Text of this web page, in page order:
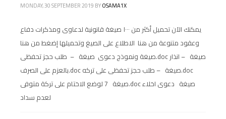
MONDAY, 30 SEPTEMBER 2019 BYOSAMA1X
يمكنك الآن تحميل أكثر من ١٠٠٠ صيغة قانونية لدعاوى ومذكرات دفاع
وعقود متنوعة من هنا الاطلاع على الصيغ وتحميلها إضغط من هنا
صيغة ونموذج دعوى صيغة – طلب حجز تحفظى.doc صيغة – انذار
بالعزم على الصرف.doc صيغة – طلب حجز تحفظى على تركه.doc
صيغة 7 لوضع الاختام على تركة متوفى.doc صيغة دعوى اخلاء
لعدم سداد